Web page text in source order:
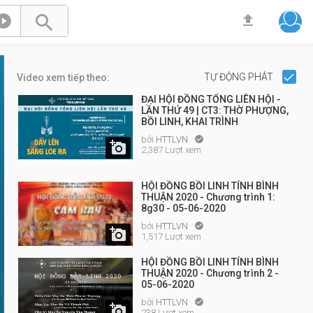
 
Video xem tiếp theo: TỰ ĐỘNG PHÁT

ĐẠI HỘI ĐỒNG TỔNG LIÊN HỘI -
LẦN THỨ 49 | CT3: THỜ PHƯỢNG,
BỒI LINH, KHAI TRÌNH
bởi HTTLVN 
2,387 Lượt xem

HỘI ĐỒNG BỒI LINH TỈNH BÌNH
THUẬN 2020 - Chương trình 1:
8g30 - 05-06-2020
bởi HTTLVN 
1,517 Lượt xem
HỘI ĐỒNG BỒI LINH TỈNH BÌNH
THUẬN 2020 - Chương trình 2 -
05-06-2020
bởi HTTLVN 